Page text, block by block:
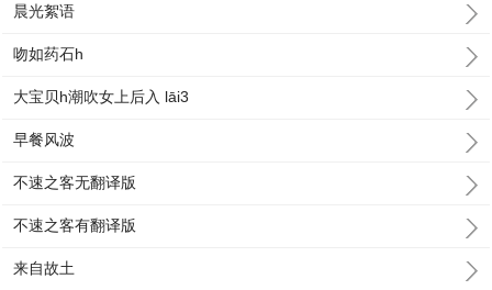
晨光絮语
吻如药石h
大宝贝h潮吹女上后入 lāi3
早餐风波
不速之客无翻译版
不速之客有翻译版
来自故土